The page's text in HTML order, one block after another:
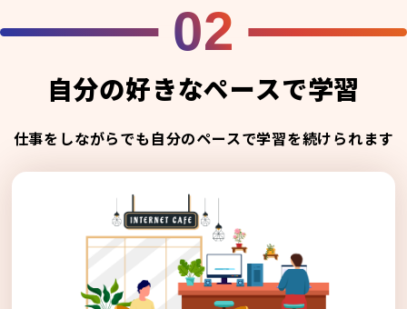
02
自分の好きなペースで学習
仕事をしながらでも自分のペースで学習を続けられます